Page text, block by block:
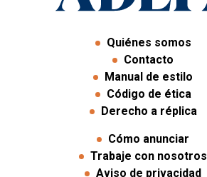
Quiénes somos
Contacto
Manual de estilo
Código de ética
Derecho a réplica
Cómo anunciar
Trabaje con nosotros
Aviso de privacidad